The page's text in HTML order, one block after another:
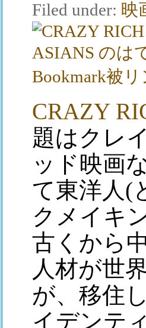
Filed under: 映
CRAZY
題はクレ
ッド映画
て東洋人(
クメイキ
古くから
人材が世
が、移住
イデンテ